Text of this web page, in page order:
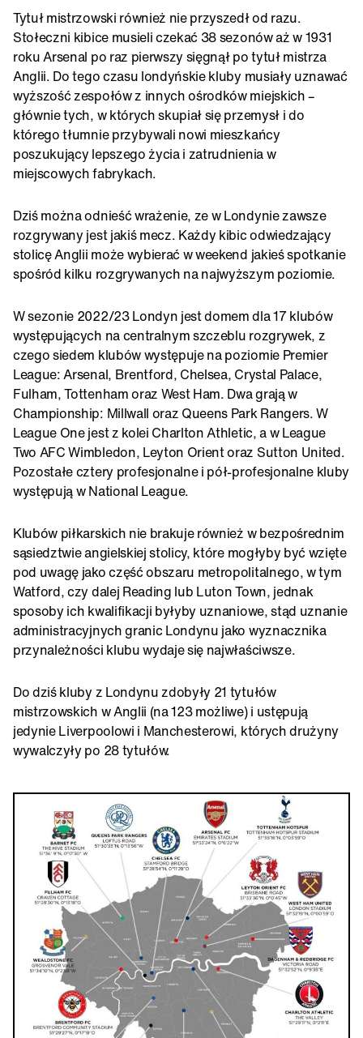
Tytuł mistrzowski również nie przyszedł od razu.
Stołeczni kibice musieli czekać 38 sezonów aż w 1931
roku Arsenal po raz pierwszy sięgnął po tytuł mistrza
Anglii. Do tego czasu londyńskie kluby musiały uznawać
wyższość zespołów z innych ośrodków miejskich –
głównie tych, w których skupiał się przemysł i do
którego tłumnie przybywali nowi mieszkańcy
poszukujący lepszego życia i zatrudnienia w
miejscowych fabrykach.
Dziś można odnieść wrażenie, ze w Londynie zawsze
rozgrywany jest jakiś mecz. Każdy kibic odwiedzający
stolicę Anglii może wybierać w weekend jakieś spotkanie
spośród kilku rozgrywanych na najwyższym poziomie.
W sezonie 2022/23 Londyn jest domem dla 17 klubów
występujących na centralnym szczeblu rozgrywek, z
czego siedem klubów występuje na poziomie Premier
League: Arsenal, Brentford, Chelsea, Crystal Palace,
Fulham, Tottenham oraz West Ham. Dwa grają w
Championship: Millwall oraz Queens Park Rangers. W
League One jest z kolei Charlton Athletic, a w League
Two AFC Wimbledon, Leyton Orient oraz Sutton United.
Pozostałe cztery profesjonalne i pół-profesjonalne kluby
występują w National League.
Klubów piłkarskich nie brakuje również w bezpośrednim
sąsiedztwie angielskiej stolicy, które mogłyby być wzięte
pod uwagę jako część obszaru metropolitalnego, w tym
Watford, czy dalej Reading lub Luton Town, jednak
sposoby ich kwalifikacji byłyby uznaniowe, stąd uznanie
administracyjnych granic Londynu jako wyznacznika
przynależności klubu wydaje się najwłaściwsze.
Do dziś kluby z Londynu zdobyły 21 tytułów
mistrzowskich w Anglii (na 123 możliwe) i ustępują
jedynie Liverpoolowi i Manchesterowi, których drużyny
wywalczyły po 28 tytułów.